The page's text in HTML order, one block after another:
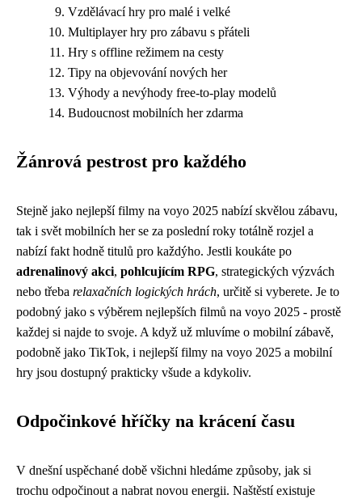
Vzdělávací hry pro malé i velké
Multiplayer hry pro zábavu s přáteli
Hry s offline režimem na cesty
Tipy na objevování nových her
Výhody a nevýhody free-to-play modelů
Budoucnost mobilních her zdarma
Žánrová pestrost pro každého
Stejně jako nejlepší filmy na voyo 2025 nabízí skvělou zábavu,
tak i svět mobilních her se za poslední roky totálně rozjel a
nabízí fakt hodně titulů pro každýho. Jestli koukáte po
adrenalinový akci, pohlcujícím RPG, strategických výzvách
nebo třeba relaxačních logických hrách, určitě si vyberete. Je to
podobný jako s výběrem nejlepších filmů na voyo 2025 - prostě
každej si najde to svoje. A když už mluvíme o mobilní zábavě,
podobně jako TikTok, i nejlepší filmy na voyo 2025 a mobilní
hry jsou dostupný prakticky všude a kdykoliv.
Odpočinkové hříčky na krácení času
V dnešní uspěchané době všichni hledáme způsoby, jak si
trochu odpočinout a nabrat novou energii. Naštěstí existuje